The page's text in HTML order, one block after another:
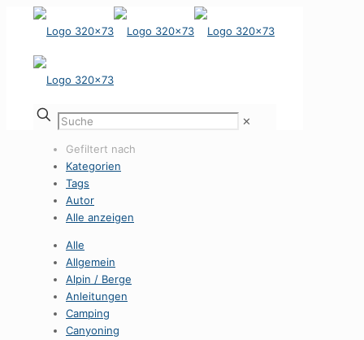
✕
Gefiltert nach
Kategorien
Tags
Autor
Alle anzeigen
Alle
Allgemein
Alpin / Berge
Anleitungen
Camping
Canyoning